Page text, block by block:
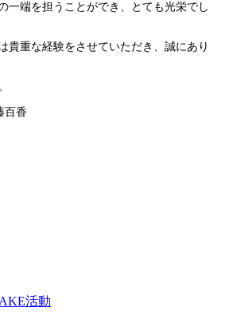
一端を担うことができ、とても光栄でし
貴重な経験をさせていただき、誠にあり
百香
活動